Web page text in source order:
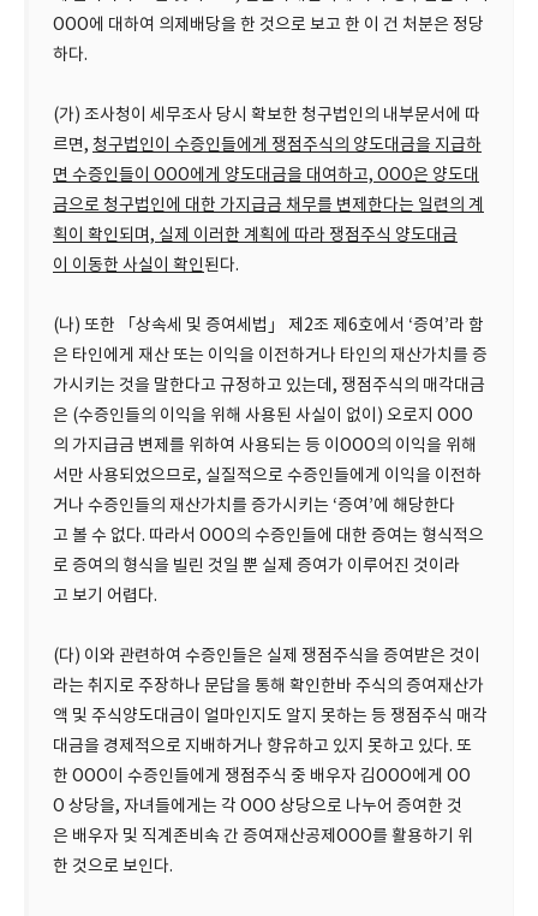
OOO에 대하여 의제배당을 한 것으로 보고 한 이 건 처분은 정당
하다.
(가) 조사청이 세무조사 당시 확보한 청구법인의 내부문서에 따
르면, 청구법인이 수증인들에게 쟁점주식의 양도대금을 지급하
면 수증인들이 OOO에게 양도대금을 대여하고, OOO은 양도대
금으로 청구법인에 대한 가지급금 채무를 변제한다는 일련의 계
획이 확인되며, 실제 이러한 계획에 따라 쟁점주식 양도대금
이 이동한 사실이 확인된다.
(나) 또한 「상속세 및 증여세법」 제2조 제6호에서 ‘증여’라 함
은 타인에게 재산 또는 이익을 이전하거나 타인의 재산가치를 증
가시키는 것을 말한다고 규정하고 있는데, 쟁점주식의 매각대금
은 (수증인들의 이익을 위해 사용된 사실이 없이) 오로지 OOO
의 가지급금 변제를 위하여 사용되는 등 이OOO의 이익을 위해
서만 사용되었으므로, 실질적으로 수증인들에게 이익을 이전하
거나 수증인들의 재산가치를 증가시키는 ‘증여’에 해당한다
고 볼 수 없다. 따라서 OOO의 수증인들에 대한 증여는 형식적으
로 증여의 형식을 빌린 것일 뿐 실제 증여가 이루어진 것이라
고 보기 어렵다.
(다) 이와 관련하여 수증인들은 실제 쟁점주식을 증여받은 것이
라는 취지로 주장하나 문답을 통해 확인한바 주식의 증여재산가
액 및 주식양도대금이 얼마인지도 알지 못하는 등 쟁점주식 매각
대금을 경제적으로 지배하거나 향유하고 있지 못하고 있다. 또
한 OOO이 수증인들에게 쟁점주식 중 배우자 김OOO에게 OO
O 상당을, 자녀들에게는 각 OOO 상당으로 나누어 증여한 것
은 배우자 및 직계존비속 간 증여재산공제OOO를 활용하기 위
한 것으로 보인다.